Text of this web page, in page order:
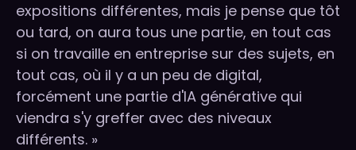
expositions différentes, mais je pense que tôt
ou tard, on aura tous une partie, en tout cas
si on travaille en entreprise sur des sujets, en
tout cas, où il y a un peu de digital,
forcément une partie d'IA générative qui
viendra s'y greffer avec des niveaux
différents. »